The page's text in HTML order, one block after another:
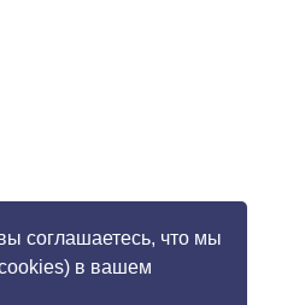
соглашаетесь, что мы
в вашем
работы